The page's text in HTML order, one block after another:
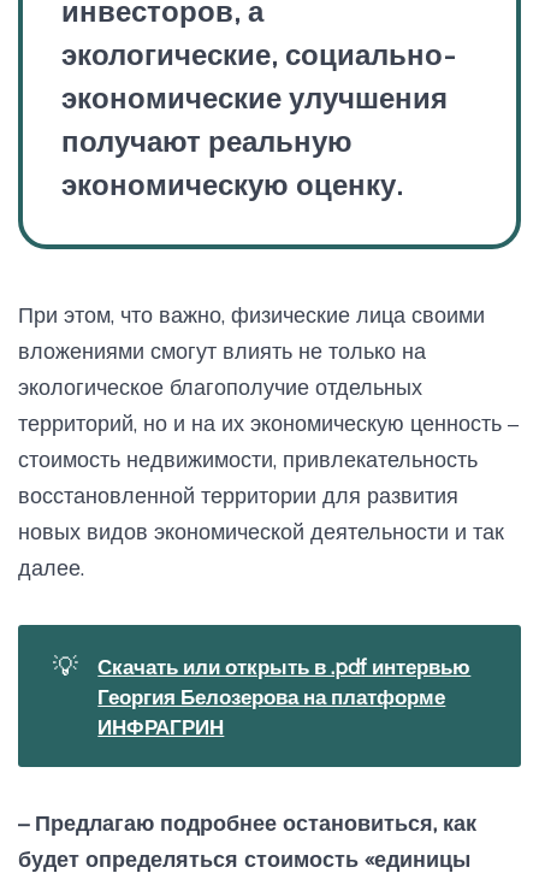
инвесторов, а
экологические, социально-
экономические улучшения
получают реальную
экономическую оценку.
При этом, что важно, физические лица своими
вложениями смогут влиять не только на
экологическое благополучие отдельных
территорий, но и на их экономическую ценность –
стоимость недвижимости, привлекательность
восстановленной территории для развития
новых видов экономической деятельности и так
далее.
💡
Скачать или открыть в .pdf интервью
Георгия Белозерова на платформе
ИНФРАГРИН
– Предлагаю подробнее остановиться, как
будет определяться стоимость «единицы